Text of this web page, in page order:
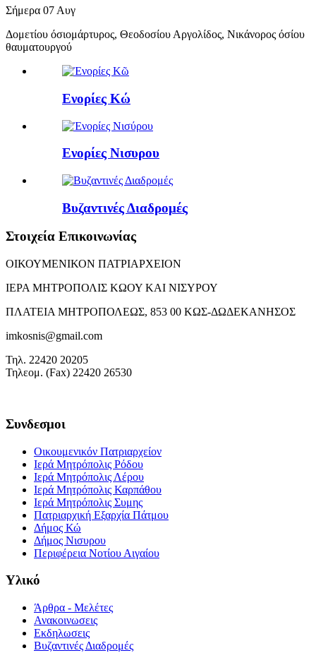
Σήμερα 07 Αυγ
Δομετίου όσιομάρτυρος, Θεοδοσίου Αργολίδος, Νικάνορος όσίου
θαυματουργού
Ενορίες Κώ
Ενορίες Νισυρου
Βυζαντινές Διαδρομές
Στοιχεία Επικοινωνίας
ΟΙΚΟΥΜΕΝΙΚΟΝ ΠΑΤΡΙΑΡΧΕΙΟΝ
ΙΕΡΑ ΜΗΤΡΟΠΟΛΙΣ ΚΩΟΥ ΚΑΙ ΝΙΣΥΡΟΥ
ΠΛΑΤΕΙΑ ΜΗΤΡΟΠΟΛΕΩΣ, 853 00 ΚΩΣ-ΔΩΔΕΚΑΝΗΣΟΣ
imkosnis@gmail.com
Τηλ. 22420 20205
Τηλεομ. (Fax) 22420 26530
Συνδεσμοι
Οικουμενικόν Πατριαρχείον
Ιερά Μητρόπολις Ρόδου
Ιερά Μητρόπολις Λέρου
Ιερά Μητρόπολις Καρπάθου
Ιερά Μητρόπολις Συμης
Πατριαρχική Εξαρχία Πάτμου
Δήμος Κώ
Δήμος Νισυρου
Περιφέρεια Νοτίου Αιγαίου
Υλικό
Άρθρα - Μελέτες
Ανακοινωσεις
Εκδηλωσεις
Βυζαντινές Διαδρομές